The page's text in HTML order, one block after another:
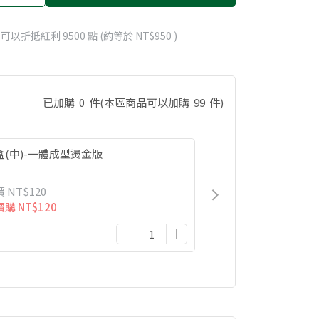
以折抵紅利 9500 點 (約等於 NT$950 )
已加購 0 件(本區商品可以加購 99 件)
(中)-一體成型燙金版
NT$120
購NT$120